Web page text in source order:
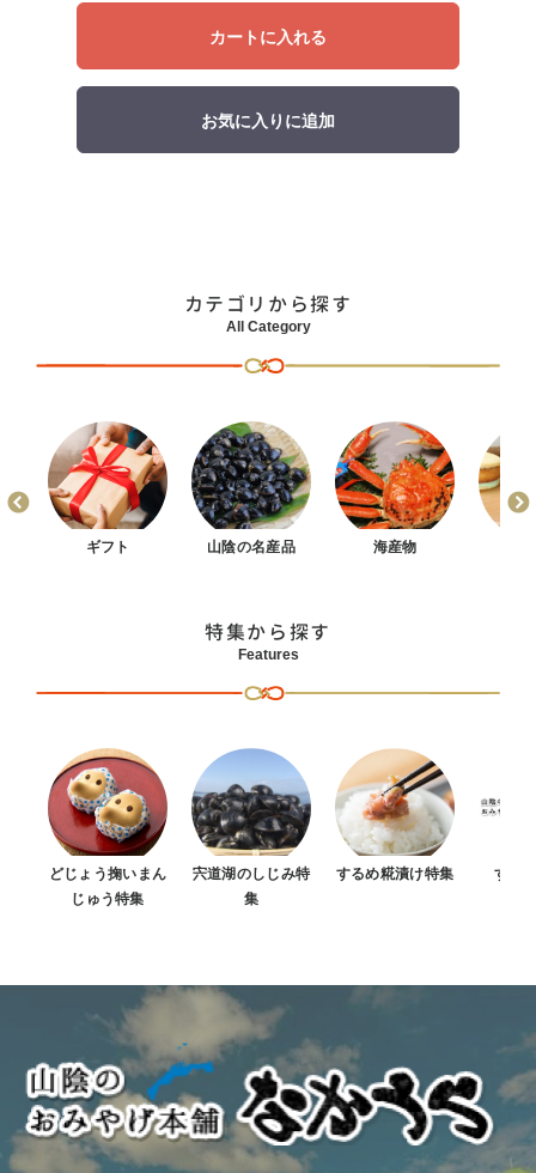
カートに入れる
お気に入りに追加
カテゴリから探す
All Category
ギフト 山陰の名産品 海産物
特集から探す
Features
どじょう掬いまん
じゅう特集
宍道湖のしじみ特
集
するめ糀漬け特集 すべ